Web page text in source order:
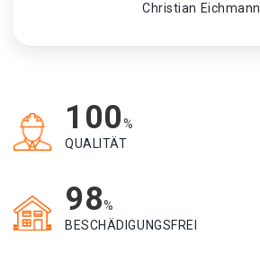
Christian Eichmann
100%
QUALITÄT
98%
BESCHÄDIGUNGSFREI